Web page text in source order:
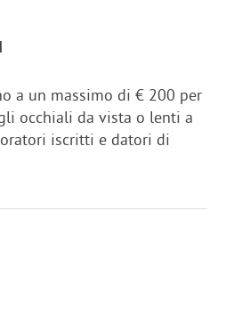
a un massimo di € 200 per
occhiali da vista o lenti a
iscritti e datori di